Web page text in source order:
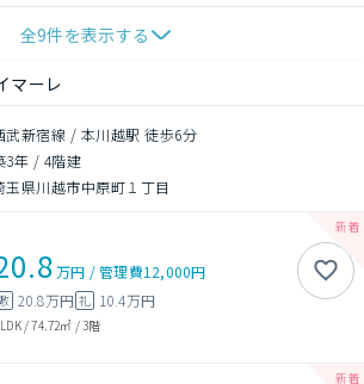
全9件を表示する
マーレ
武新宿線 / 本川越駅 徒歩6分
3年 / 4階建
玉県川越市中原町１丁目
万円 /管理費12,000円
敷 20.8万円 礼 10.4万円
/74.72㎡ /3階